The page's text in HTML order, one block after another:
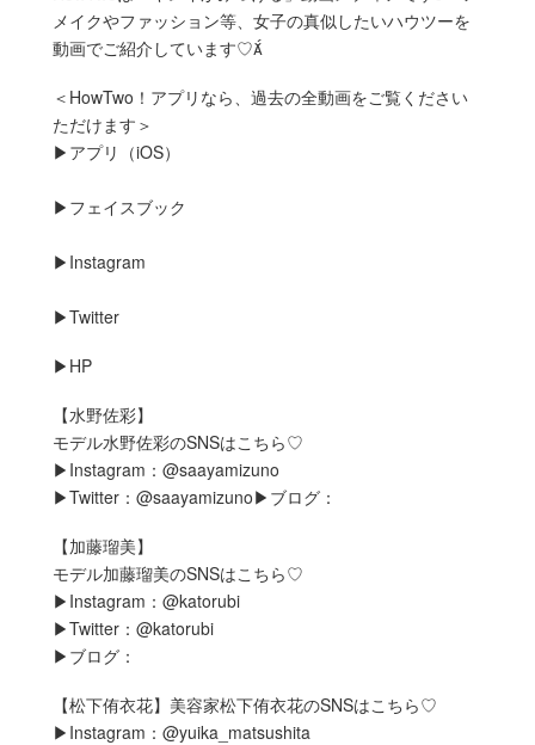
メイクやファッション等、女子の真似したいハウツーを
動画でご紹介しています♡
＜HowTwo！アプリなら、過去の全動画をご覧ください
ただけます＞
▶︎アプリ（iOS）
▶︎フェイスブック
▶︎Instagram
▶︎Twitter
▶︎HP
【水野佐彩】
モデル水野佐彩のSNSはこちら♡
▶︎Instagram：@saayamizuno
▶︎Twitter：@saayamizuno▶︎ブログ：
【加藤瑠美】
モデル加藤瑠美のSNSはこちら♡
▶︎Instagram：@katorubi
▶︎Twitter：@katorubi
▶︎ブログ：
【松下侑衣花】美容家松下侑衣花のSNSはこちら♡
▶︎Instagram：@yuika_matsushita